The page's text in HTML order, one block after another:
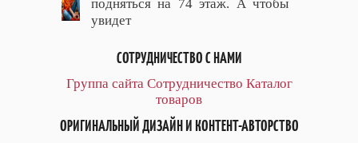
подняться на 74 этаж. А чтобы
увидет
СОТРУДНИЧЕСТВО С НАМИ
Группа сайта Сотрудничество Каталог
товаров
ОРИГИНАЛЬНЫЙ ДИЗАЙН И КОНТЕНТ-АВТОРСТВО